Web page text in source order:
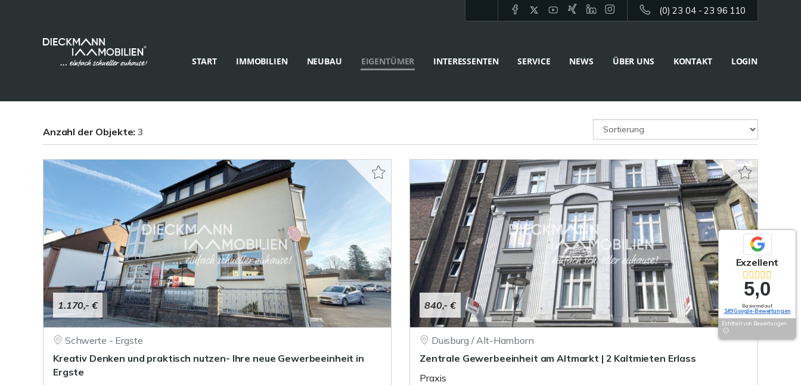
(0) 23 04 - 23 96 110
START IMMOBILIEN NEUBAU EIGENTÜMER INTERESSENTEN SERVICE NEWS ÜBER UNS KONTAKT LOGIN
Anzahl der Objekte:3
1.170,- €
Schwerte - Ergste
Kreativ Denken und praktisch nutzen- Ihre neue Gewerbeeinheit in
Ergste
840,- €
Duisburg / Alt-Hamborn
Zentrale Gewerbeeinheit am Altmarkt | 2 Kaltmieten Erlass
Praxis
Exzellent
5,0
Basierend auf
149 Google-Bewertungen
Echtheit von Bewertungen